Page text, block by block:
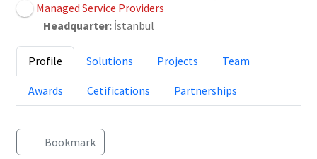
Managed Service Providers
Headquarter: İstanbul
Profile Solutions Projects Team
Awards Cetifications Partnerships
Bookmark